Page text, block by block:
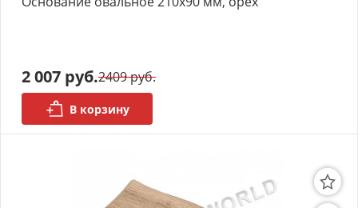
2 007 руб.2409 руб.
В корзину